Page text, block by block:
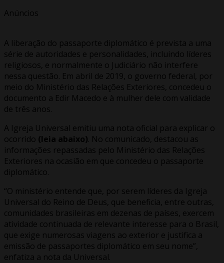
Anúncios
A liberação do passaporte diplomático é prevista a uma
série de autoridades e personalidades, incluindo líderes
religiosos, e normalmente o Judiciário não interfere
nessa questão. Em abril de 2019, o governo federal, por
meio do Ministério das Relações Exteriores, concedeu o
documento a Edir Macedo e à mulher dele com validade
de três anos.
A Igreja Universal emitiu uma nota oficial para explicar o
ocorrido (leia abaixo). No comunicado, destacou as
informações repassadas pelo Ministério das Relações
Exteriores na ocasião em que concedeu o passaporte
diplomático.
“O ministério entende que, por serem líderes da Igreja
Universal do Reino de Deus, que beneficia, entre outras,
comunidades brasileiras em dezenas de países, exercem
atividade continuada de relevante interesse para o Brasil,
que exige numerosas viagens ao exterior e justifica a
emissão de passaportes diplomático em seu nome”,
enfatiza a nota da Universal.